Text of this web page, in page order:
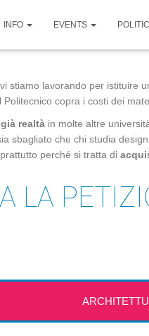
INFO EVENTS
stiamo lavorando per istituire
copra i costi dei
già realtà in molte altre
sbagliato che chi studia
perché si tratta di
LA